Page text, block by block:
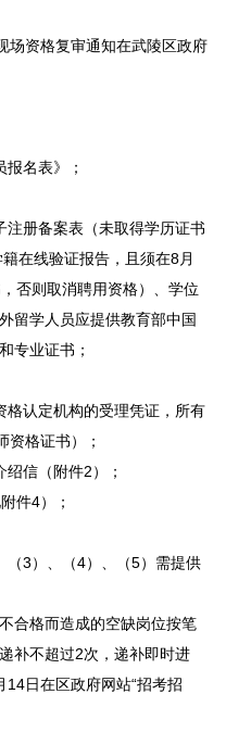
场资格复审通知在武陵区政府
报名表》；
注册备案表（未取得学历证书
在线验证报告，且须在8月
否则取消聘用资格）、学位
留学人员应提供教育部中国
专业证书；
格认定机构的受理凭证，所有
资格证书）；
绍信（附件2）；
件4）；
（3）、（4）、（5）需提供
合格而造成的空缺岗位按笔
补不超过2次，递补即时进
日在区政府网站“招考招